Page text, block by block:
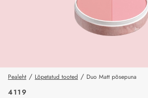
Pealeht / Lõpetatud tooted / Duo Matt põsepuna
4119